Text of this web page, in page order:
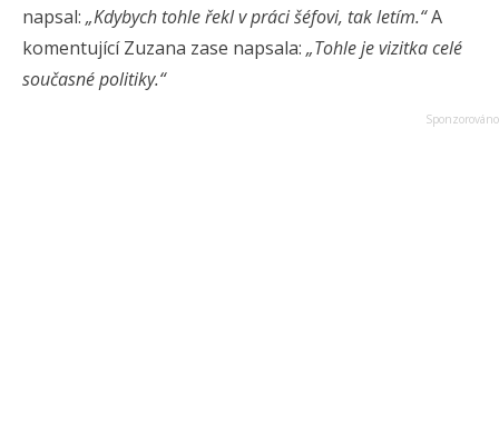
napsal:„Kdybych tohle řekl v práci šéfovi, tak letím.“A
komentující Zuzana zase napsala:„Tohle je vizitka celé
současné politiky.“